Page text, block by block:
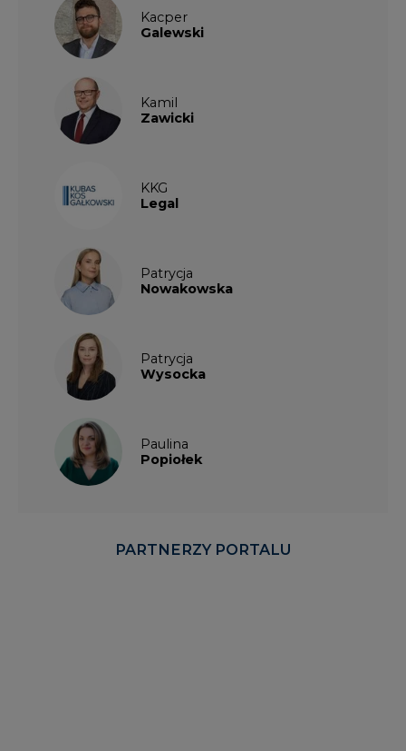
Kacper
Galewski
Kamil
Zawicki
KKG
Legal
Patrycja
Nowakowska
Patrycja
Wysocka
Paulina
Popiołek
PARTNERZY PORTALU